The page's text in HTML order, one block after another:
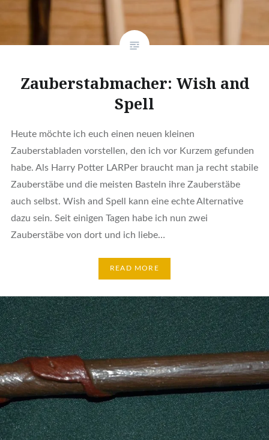
Zauberstabmacher: Wish and
Spell
Heute möchte ich euch einen neuen kleinen
Zauberstabladen vorstellen, den ich vor Kurzem gefunden
habe. Als Harry Potter LARPer braucht man ja recht stabile
Zauberstäbe und die meisten Basteln ihre Zauberstäbe
auch selbst. Wish and Spell kann eine echte Alternative
dazu sein. Seit einigen Tagen habe ich nun zwei
Zauberstäbe von dort und ich liebe…
READ MORE